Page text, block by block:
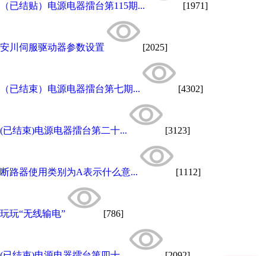
（已结贴）电源电器擂台第115期... [1971]
安川伺服驱动器参数设置 [2025]
（已结束）电源电器擂台第七期... [4302]
(已结束)电源电器擂台第二十... [3123]
断路器使用类别为A表示什么意... [1112]
玩玩“无线输电” [786]